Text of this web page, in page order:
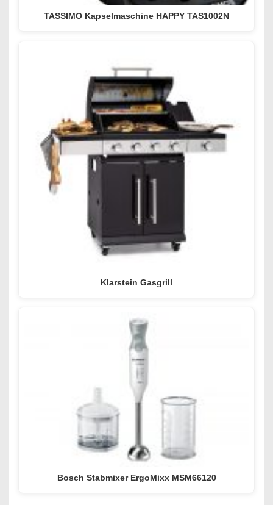
TASSIMO Kapselmaschine HAPPY TAS1002N
Klarstein Gasgrill
Bosch Stabmixer ErgoMixx MSM66120